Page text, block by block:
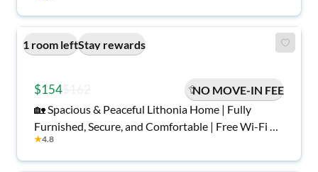
1 room leftStay rewards
$154
NO MOVE-IN FEE
🏡 Spacious & Peaceful Lithonia Home | Fully
Furnished, Secure, and Comfortable | Free Wi-Fi 💲,
Monthly Cleanings 🧹, and Easy Access to Bus
Stops 🚍
★4.8